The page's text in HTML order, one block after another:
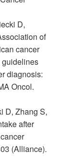
D,
of
cancer
guidelines
diagnosis:
Oncol.
D, Zhang S,
after
(Alliance).